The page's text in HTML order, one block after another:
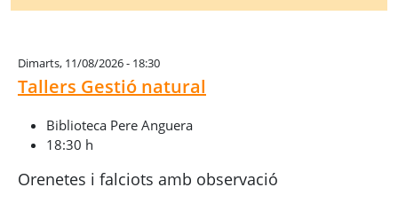
Dimarts, 11/08/2026 - 18:30
Tallers Gestió natural
Biblioteca Pere Anguera
18:30 h
Orenetes i falciots amb observació